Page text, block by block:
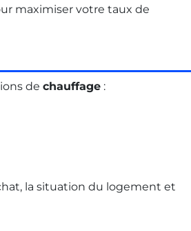
maximiser votre taux de
dechauffage :
la situation du logement et